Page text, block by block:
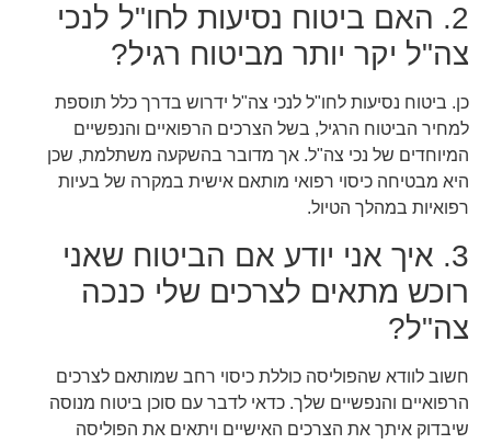
2. האם ביטוח נסיעות לחו"ל לנכי
צה"ל יקר יותר מביטוח רגיל?
כן. ביטוח נסיעות לחו"ל לנכי צה"ל ידרוש בדרך כלל תוספת
למחיר הביטוח הרגיל, בשל הצרכים הרפואיים והנפשיים
המיוחדים של נכי צה"ל. אך מדובר בהשקעה משתלמת, שכן
היא מבטיחה כיסוי רפואי מותאם אישית במקרה של בעיות
רפואיות במהלך הטיול.
3. איך אני יודע אם הביטוח שאני
רוכש מתאים לצרכים שלי כנכה
צה"ל?
חשוב לוודא שהפוליסה כוללת כיסוי רחב שמותאם לצרכים
הרפואיים והנפשיים שלך. כדאי לדבר עם סוכן ביטוח מנוסה
שיבדוק איתך את הצרכים האישיים ויתאים את הפוליסה